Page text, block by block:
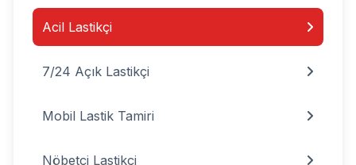
Acil Lastikçi
7/24 Açık Lastikçi
Mobil Lastik Tamiri
Nöbetçi Lastikçi